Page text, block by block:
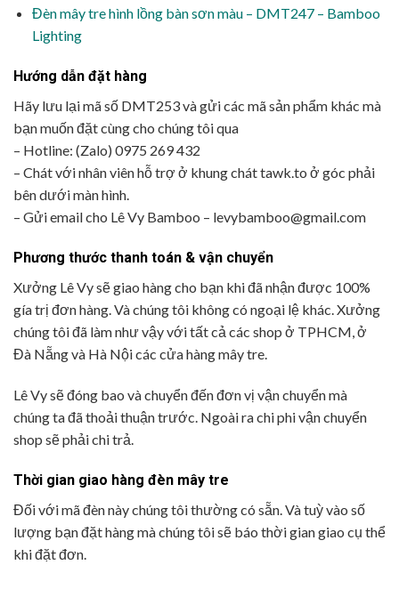
Đèn mây tre hình lồng bàn sơn màu – DMT247 – Bamboo
Lighting
Hướng dẫn đặt hàng
Hãy lưu lại mã số DMT253 và gửi các mã sản phẩm khác mà
bạn muốn đặt cùng cho chúng tôi qua
– Hotline: (Zalo) 0975 269 432
– Chát với nhân viên hỗ trợ ở khung chát tawk.to ở góc phải
bên dưới màn hình.
– Gửi email cho Lê Vy Bamboo – levybamboo@gmail.com
Phương thước thanh toán & vận chuyển
Xưởng Lê Vy sẽ giao hàng cho bạn khi đã nhận được 100%
gía trị đơn hàng. Và chúng tôi không có ngoại lệ khác. Xưởng
chúng tôi đã làm như vậy với tất cả các shop ở TPHCM, ở
Đà Nẵng và Hà Nội các cửa hàng mây tre.
Lê Vy sẽ đóng bao và chuyển đến đơn vị vận chuyển mà
chúng ta đã thoải thuận trước. Ngoài ra chi phi vận chuyển
shop sẽ phải chi trả.
Thời gian giao hàng đèn mây tre
Đối với mã đèn này chúng tôi thường có sẵn. Và tuỳ vào số
lượng bạn đặt hàng mà chúng tôi sẽ báo thời gian giao cụ thể
khi đặt đơn.